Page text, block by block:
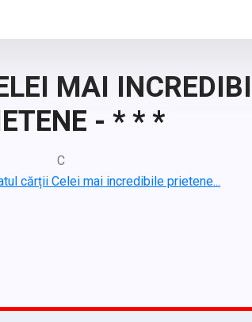
MAI
- * * *
C
cărții Celei mai incredibile prietene...